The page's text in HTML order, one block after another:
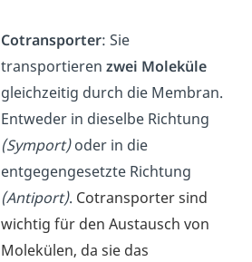
Cotransporter: Sie
transportierenzwei Moleküle
gleichzeitig durch die Membran.
Entweder in dieselbe Richtung
(Symport)oder in die
entgegengesetzte Richtung
(Antiport). Cotransporter sind
wichtig für den Austausch von
Molekülen, da sie das